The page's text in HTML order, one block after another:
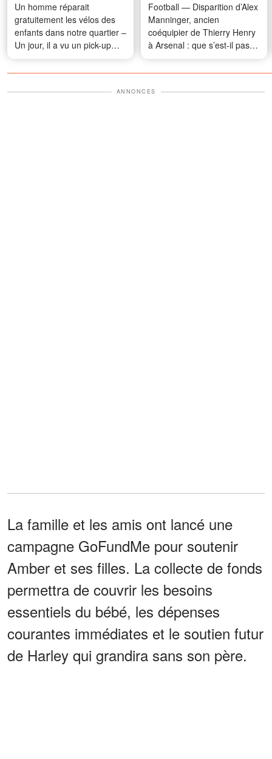
Un homme réparait
gratuitement les vélos des
enfants dans notre quartier –
Un jour, il a vu un pick-up
flambant neuf garé devant
chez lui
Football — Disparition d’Alex
Manninger, ancien
coéquipier de Thierry Henry
à Arsenal : que s’est-il passé
ANNONCES
La famille et les amis ont lancé une
campagne GoFundMe pour soutenir
Amber et ses filles. La collecte de fonds
permettra de couvrir les besoins
essentiels du bébé, les dépenses
courantes immédiates et le soutien futur
de Harley qui grandira sans son père.